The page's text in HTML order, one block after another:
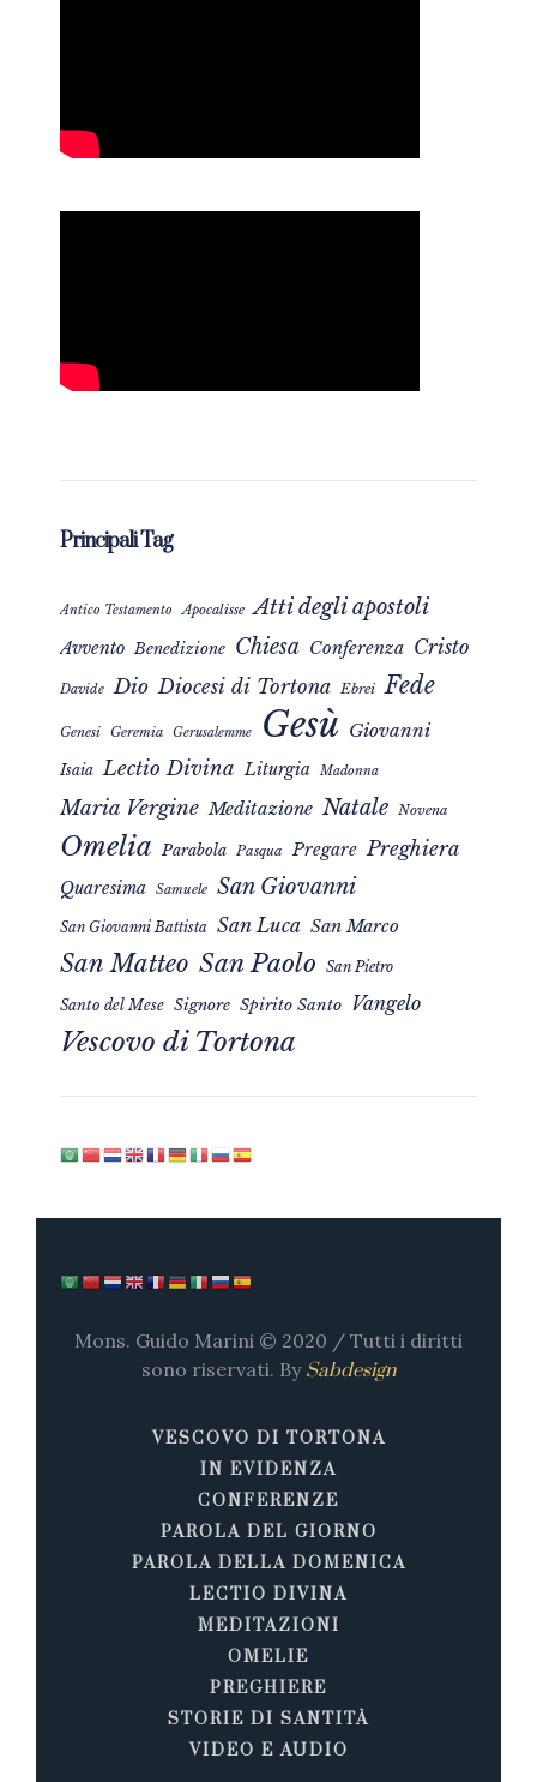
Principali Tag
Antico Testamento Apocalisse Atti degli apostoli
Avvento Benedizione Chiesa Conferenza Cristo
Davide Dio Diocesi di Tortona Ebrei Fede
Genesi Geremia Gerusalemme Gesù Giovanni
Isaia Lectio Divina Liturgia Madonna
Maria Vergine Meditazione Natale Novena
Omelia Parabola Pasqua Pregare Preghiera
Quaresima Samuele San Giovanni
San Giovanni Battista San Luca San Marco
San Matteo San Paolo San Pietro
Santo del Mese Signore Spirito Santo Vangelo
Vescovo di Tortona
Mons. Guido Marini © 2020 / Tutti i diritti
sono riservati. By Sabdesign
VESCOVO DI TORTONA
IN EVIDENZA
CONFERENZE
PAROLA DEL GIORNO
PAROLA DELLA DOMENICA
LECTIO DIVINA
MEDITAZIONI
OMELIE
PREGHIERE
STORIE DI SANTITÀ
VIDEO E AUDIO